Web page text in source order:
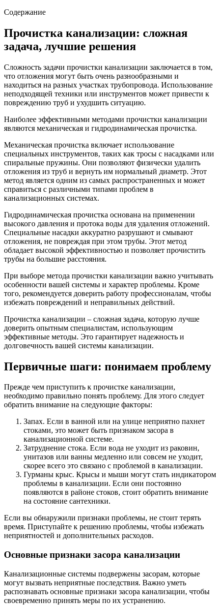
Содержание
Прочистка канализации: сложная
задача, лучшие решения
Сложность задачи прочистки канализации заключается в том,
что отложения могут быть очень разнообразными и
находиться на разных участках трубопровода. Использование
неподходящей техники или инструментов может привести к
повреждению труб и ухудшить ситуацию.
Наиболее эффективными методами прочистки канализации
являются механическая и гидродинамическая прочистка.
Механическая прочистка включает использование
специальных инструментов, таких как тросы с насадками или
спиральные пружины. Они позволяют физически удалить
отложения из труб и вернуть им нормальный диаметр. Этот
метод является одним из самых распространенных и может
справиться с различными типами проблем в
канализационных системах.
Гидродинамическая прочистка основана на применении
высокого давления и протока воды для удаления отложений.
Специальные насадки аккуратно разрушают и смывают
отложения, не повреждая при этом трубы. Этот метод
обладает высокой эффективностью и позволяет прочистить
трубы на большие расстояния.
При выборе метода прочистки канализации важно учитывать
особенности вашей системы и характер проблемы. Кроме
того, рекомендуется доверить работу профессионалам, чтобы
избежать повреждений и неправильных действий.
Прочистка канализации – сложная задача, которую лучше
доверить опытным специалистам, использующим
эффективные методы. Это гарантирует надежность и
долговечность вашей системы канализации.
Первичные шаги: понимаем проблему
Прежде чем приступить к прочистке канализации,
необходимо правильно понять проблему. Для этого следует
обратить внимание на следующие факторы:
Запах. Если в ванной или на улице неприятно пахнет
стоками, это может быть признаком засора в
канализационной системе.
Затруднение стока. Если вода не уходит из раковин,
унитазов или ванны медленно или совсем не уходит,
скорее всего это связано с проблемой в канализации.
Гурманы крыс. Крысы и мыши могут стать индикатором
проблемы в канализации. Если они постоянно
появляются в районе стоков, стоит обратить внимание
на состояние сантехники.
Если вы обнаружили признаки проблемы, не стоит терять
время. Приступайте к решению проблемы, чтобы избежать
неприятностей и дополнительных расходов.
Основные признаки засора канализации
Канализационные системы подвержены засорам, которые
могут вызвать неприятные последствия. Важно уметь
распознавать основные признаки засора канализации, чтобы
своевременно принять меры по их устранению.